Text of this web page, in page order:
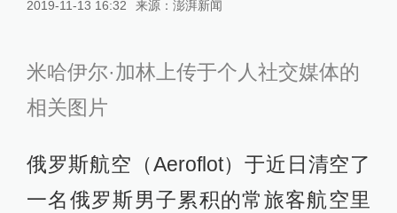
2019-11-13 16:32
来源： 澎湃新闻
米哈伊尔·加林上传于个人社交媒体的
相关图片
俄罗斯航空（Aeroflot）于近日清空了
一名俄罗斯男子累积的常旅客航空里